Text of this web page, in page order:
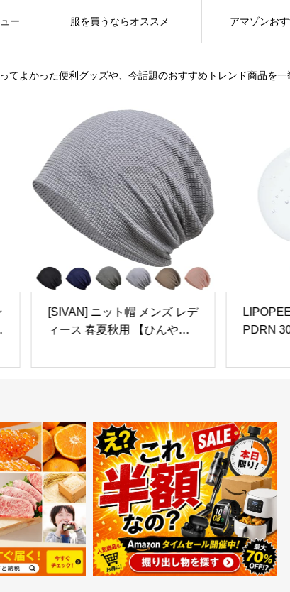
てよかった便利グッズや、今話題のおすすめトレンド商品を
ー 服を買うならオススメ アマゾンお
[SIVAN] ニット帽 メンズ レデ
ィース 春夏秋用 【ひんやり
素材・締め付け感ゼロ】 【通
(冷感メッシュ素材, グレー)
PDRN
リ ツヤ